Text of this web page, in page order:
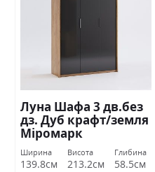
Луна Шафа 3 дв.без
дз. Дуб крафт/земля
Міромарк
Ширина
139.8см
Висота
213.2см
Глибина
58.5см